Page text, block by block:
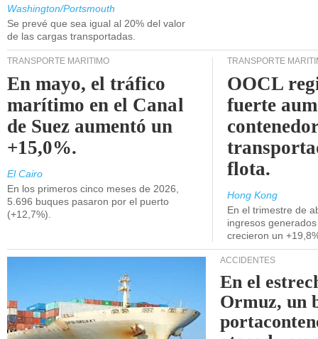
Washington/Portsmouth
Se prevé que sea igual al 20% del valor
de las cargas transportadas.
TRANSPORTE MARÍTIMO
En mayo, el tráfico
marítimo en el Canal
de Suez aumentó un
+15,0%.
El Cairo
En los primeros cinco meses de 2026,
5.696 buques pasaron por el puerto
(+12,7%).
TRANSPORTE
OOCL
fuerte
flota.
Hong Kong
En el trimestre de
ingresos
crecieron un
ACCIDENTES
En el
Ormuz, un